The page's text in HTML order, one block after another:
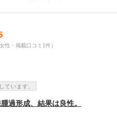
性・掲載口コミ1件）
ています。
過形成、結果は良性。